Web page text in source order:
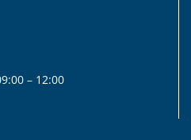
– 12:00